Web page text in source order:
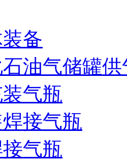
备
油气储罐
气瓶
接气瓶
气瓶